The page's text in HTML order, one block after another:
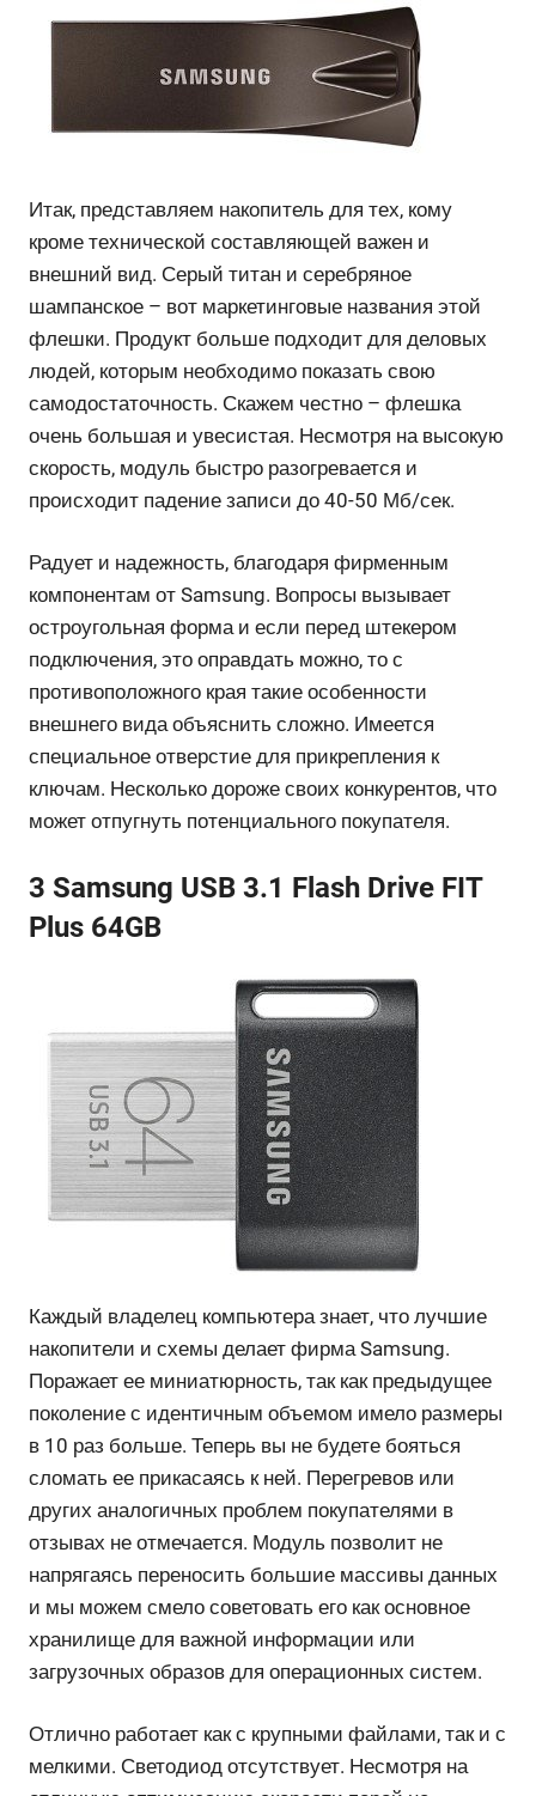
Итак, представляем накопитель для тех, кому
кроме технической составляющей важен и
внешний вид. Серый титан и серебряное
шампанское – вот маркетинговые названия этой
флешки. Продукт больше подходит для деловых
людей, которым необходимо показать свою
самодостаточность. Скажем честно – флешка
очень большая и увесистая. Несмотря на высокую
скорость, модуль быстро разогревается и
происходит падение записи до 40-50 Мб/сек.
Радует и надежность, благодаря фирменным
компонентам от Samsung. Вопросы вызывает
остроугольная форма и если перед штекером
подключения, это оправдать можно, то с
противоположного края такие особенности
внешнего вида объяснить сложно. Имеется
специальное отверстие для прикрепления к
ключам. Несколько дороже своих конкурентов, что
может отпугнуть потенциального покупателя.
3 Samsung USB 3.1 Flash Drive FIT
Plus 64GB
Каждый владелец компьютера знает, что лучшие
накопители и схемы делает фирма Samsung.
Поражает ее миниатюрность, так как предыдущее
поколение с идентичным объемом имело размеры
в 10 раз больше. Теперь вы не будете бояться
сломать ее прикасаясь к ней. Перегревов или
других аналогичных проблем покупателями в
отзывах не отмечается. Модуль позволит не
напрягаясь переносить большие массивы данных
и мы можем смело советовать его как основное
хранилище для важной информации или
загрузочных образов для операционных систем.
Отлично работает как с крупными файлами, так и с
мелкими. Светодиод отсутствует. Несмотря на